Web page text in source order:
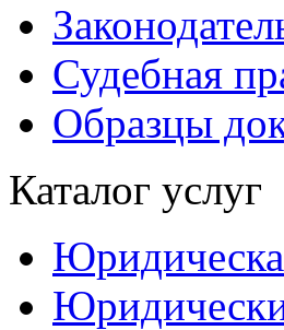
Судебная
Образцы
Каталог услуг